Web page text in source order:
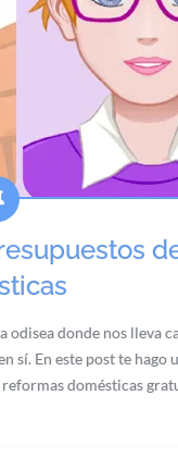
odisea donde nos lleva
sí. En este post te hago
domésticas